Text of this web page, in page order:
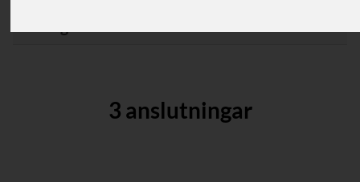
3 anslutningar